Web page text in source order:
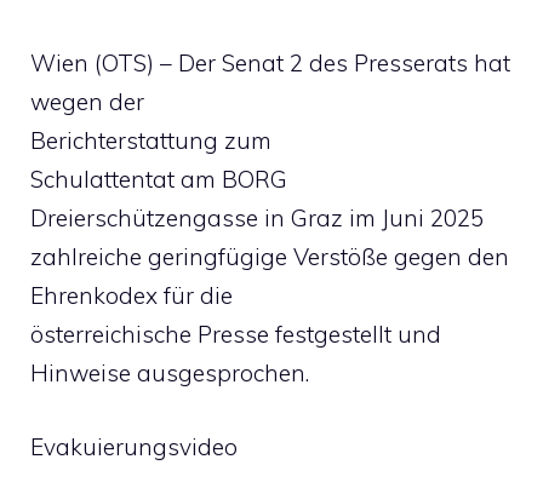
Wien (OTS) – Der Senat 2 des Presserats hat
wegen der
Berichterstattung zum
Schulattentat am BORG
Dreierschützengasse in Graz im Juni 2025
zahlreiche geringfügige Verstöße gegen den
Ehrenkodex für die
österreichische Presse festgestellt und
Hinweise ausgesprochen.
Evakuierungsvideo